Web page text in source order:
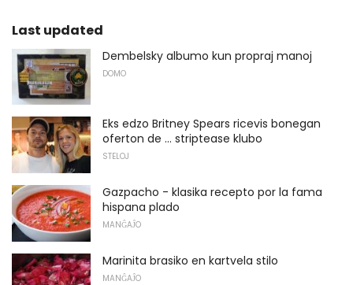
Last updated
Dembelsky albumo kun propraj manoj
DOMO
Eks edzo Britney Spears ricevis bonegan
oferton de ... striptease klubo
STELOJ
Gazpacho - klasika recepto por la fama
hispana plado
MANĜAĴO
Marinita brasiko en kartvela stilo
MANĜAĴO